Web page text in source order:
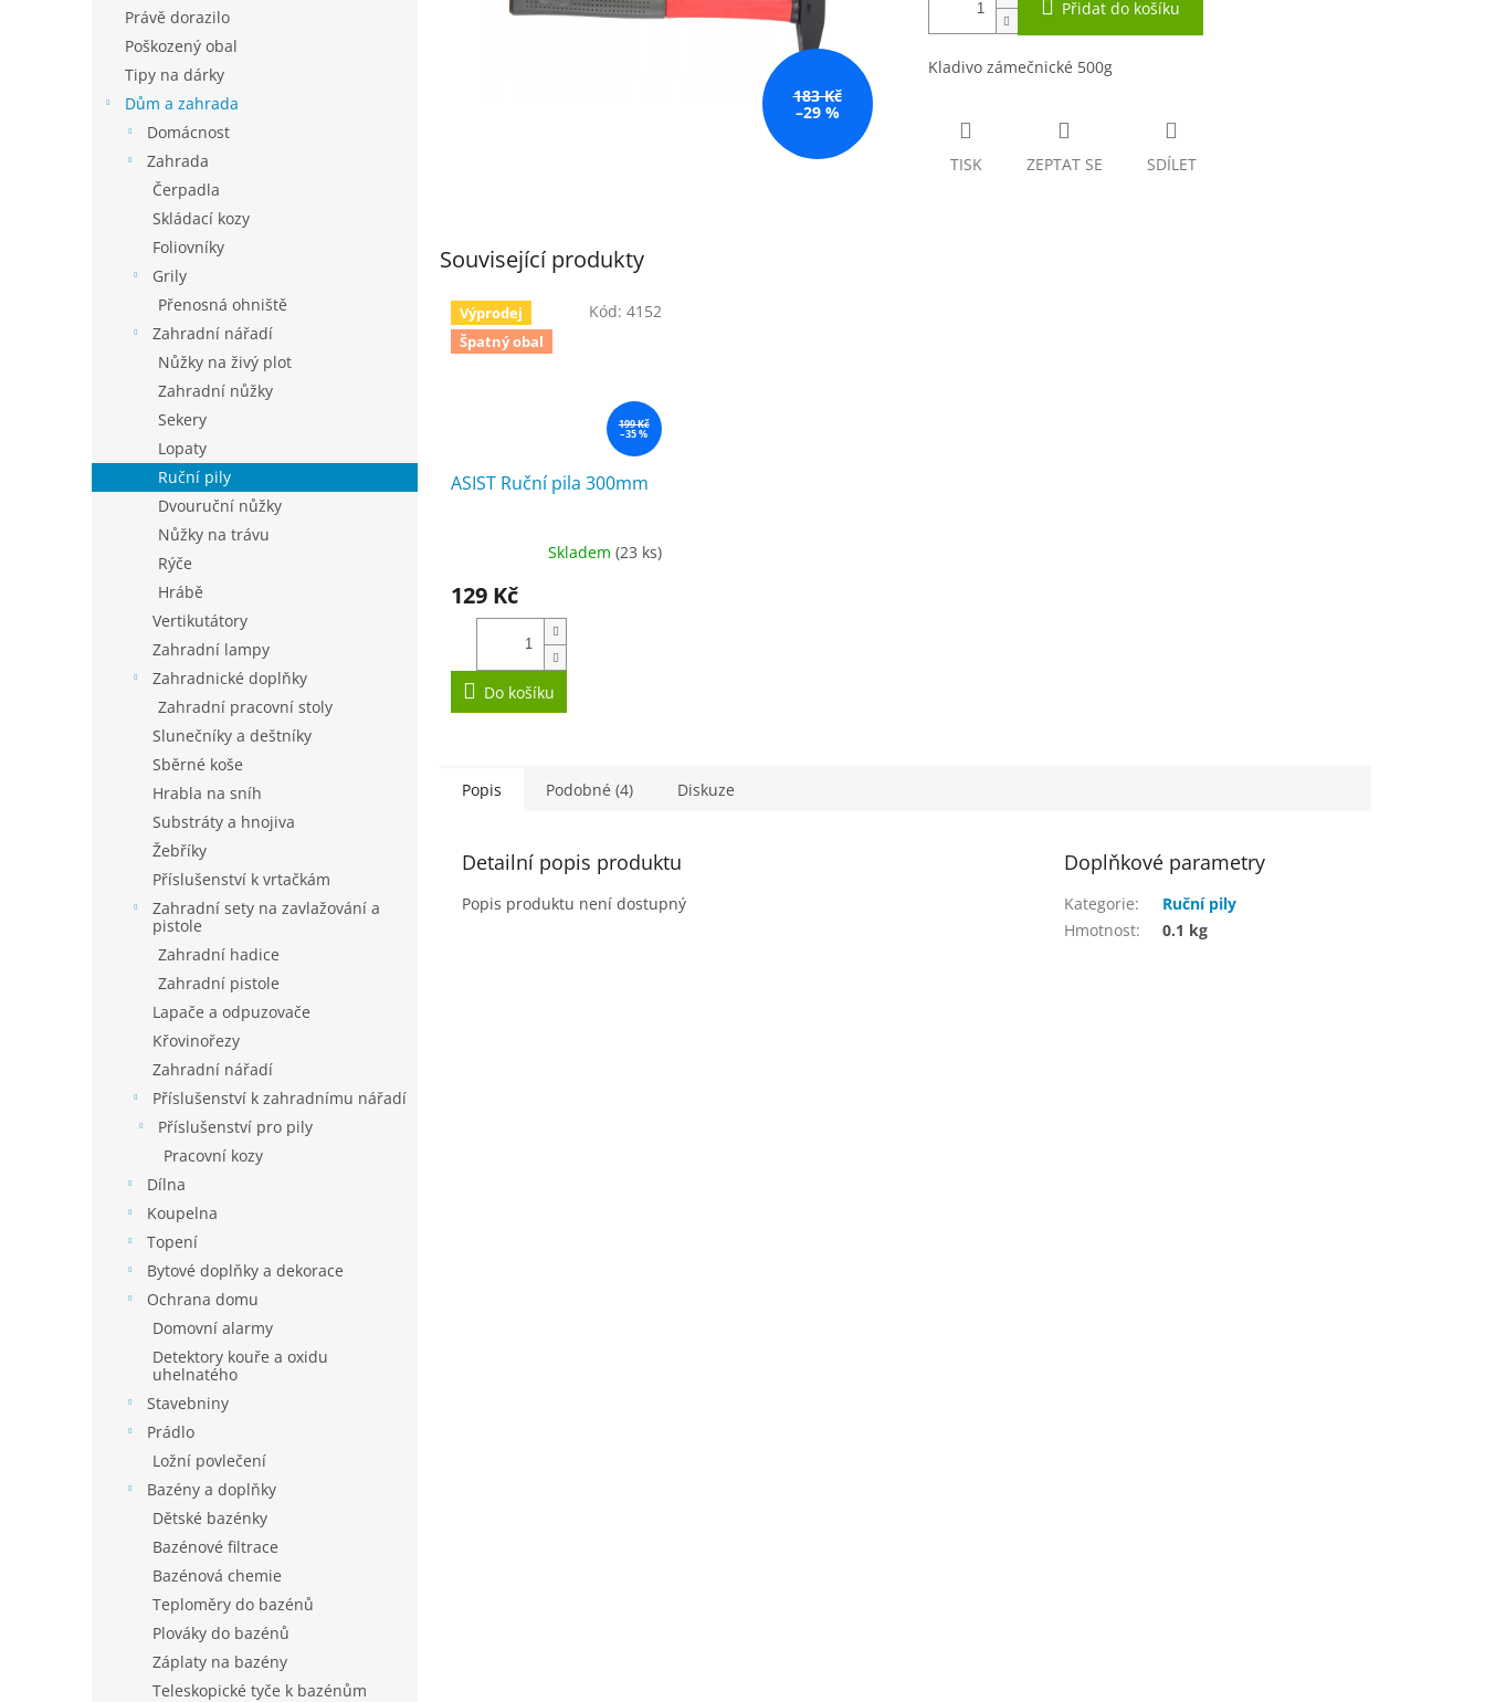
Právě dorazilo
Poškozený obal
Tipy na dárky
Dům a zahrada
Domácnost
Zahrada
Čerpadla
Skládací kozy
Foliovníky
Grily
Přenosná ohniště
Zahradní nářadí
Nůžky na živý plot
Zahradní nůžky
Sekery
Lopaty
Ruční pily
Dvouruční nůžky
Nůžky na trávu
Rýče
Hrábě
Vertikutátory
Zahradní lampy
Zahradnické doplňky
Zahradní pracovní stoly
Slunečníky a deštníky
Sběrné koše
Hrabla na sníh
Substráty a hnojiva
Žebříky
Příslušenství k vrtačkám
Zahradní sety na zavlažování a
pistole
Zahradní hadice
Zahradní pistole
Lapače a odpuzovače
Křovinořezy
Zahradní nářadí
Příslušenství k zahradnímu nářadí
Příslušenství pro pily
Pracovní kozy
Dílna
Koupelna
Topení
Bytové doplňky a dekorace
Ochrana domu
Domovní alarmy
Detektory kouře a oxidu
uhelnatého
Stavebniny
Prádlo
Ložní povlečení
Bazény a doplňky
Dětské bazénky
Bazénové filtrace
Bazénová chemie
Teploměry do bazénů
Plováky do bazénů
Záplaty na bazény
Teleskopické tyče k bazénům
183 Kč
–29 %
Přidat do košíku
Kladivo zámečnické 500g
TISK ZEPTAT SE SDÍLET
Související produkty
Výprodej
Špatný obal
199 Kč
–35 %
ASIST Ruční pila 300mm
Skladem (23 ks)
129 Kč
Do košíku
Kód: 4152
Popis Podobné (4) Diskuze
Detailní popis produktu
Popis produktu není dostupný
Doplňkové parametry
Kategorie:
Ruční pily
Hmotnost: 0.1 kg